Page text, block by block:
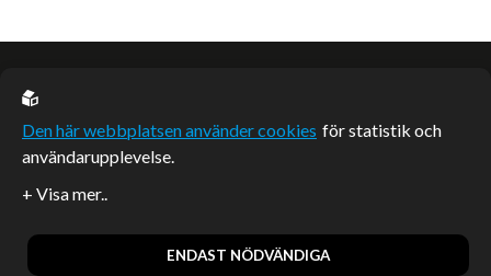
EU casino
Artiklar publicerade på webbplatsen som inte är märkta
redaktionellt är betalda samarbeten.
Den här webbplatsen använder cookies för statistik och
användarupplevelse.
ENDAST NÖDVÄNDIGA